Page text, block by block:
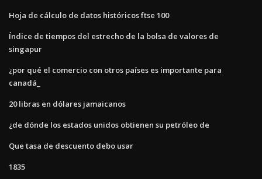
Hoja de cálculo de datos históricos ftse 100
Índice de tiempos del estrecho de la bolsa de valores de
singapur
¿por qué el comercio con otros países es importante para
canadá_
20 libras en dólares jamaicanos
¿de dónde los estados unidos obtienen su petróleo de
Que tasa de descuento debo usar
1835